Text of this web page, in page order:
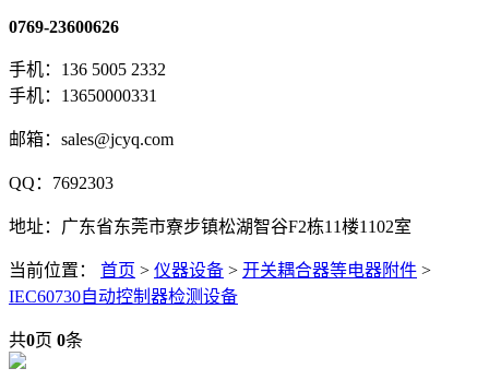
0769-23600626
手机：136 5005 2332
手机：13650000331
邮箱：sales@jcyq.com
QQ：7692303
地址：广东省东莞市寮步镇松湖智谷F2栋11楼1102室
当前位置： 首页 > 仪器设备 > 开关耦合器等电器附件 >
IEC60730自动控制器检测设备
共0页 0条